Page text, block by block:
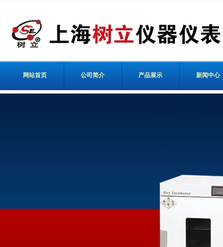
网站首页 公司简介 产品展示 新闻中心